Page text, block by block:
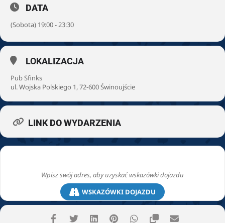
DATA
(Sobota) 19:00 - 23:30
LOKALIZACJA
Pub Sfinks
ul. Wojska Polskiego 1, 72-600 Świnoujście
LINK DO WYDARZENIA
WSKAZÓWKI DOJAZDU